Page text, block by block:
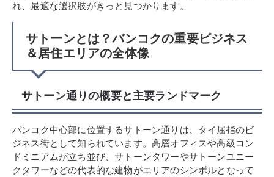
れ、最適な選択肢がきっと見つかります。
サトーンとは？バンコクの重要ビジネス
＆居住エリアの全体像
サトーン通りの概要と主要ランドマーク
バンコク中心部に位置するサトーン通りは、タイ屈指のビ
ジネス街として知られています。高層オフィスや高級コン
ドミニアムが立ち並び、サトーンタワーやサトーンユニー
クタワーなどの代表的な建物がエリアのシンボルとなって